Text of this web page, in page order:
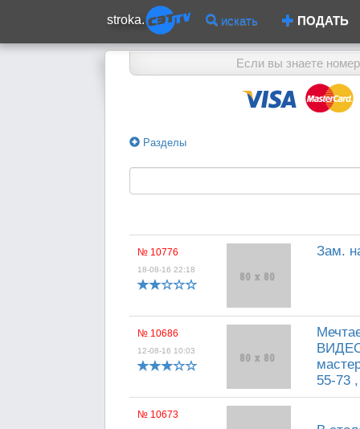
stroka. искать ПОДАТЬ
Если вы знаете
Разделы
№ 10776
18-08-16 22:18
Зам.
№ 10686
12-08-16 10:03
55-73
№ 10673